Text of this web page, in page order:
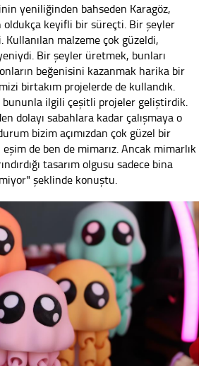
yeniliğinden bahseden Karagöz,
oldukça keyifli bir süreçti. Bir şeyler
malzeme çok güzeldi,
Bir şeyler üretmek, bunları
beğenisini kazanmak harika bir
birtakım projelerde de kullandık.
bununla ilgili çeşitli projeler geliştirdik.
dolayı sabahlara kadar çalışmaya o
bizim açımızdan çok güzel bir
de ben de mimarız. Ancak mimarlık
tasarım olgusu sadece bina
şeklinde konuştu.